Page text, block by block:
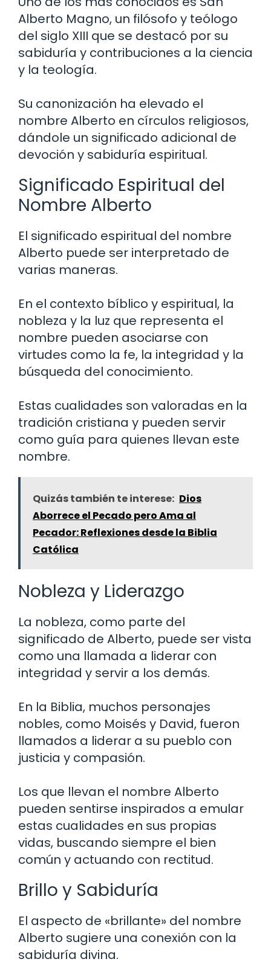
Alberto Magno, un filósofo y teólogo
del siglo XIII que se destacó por su
sabiduría y contribuciones a la ciencia
y la teología.
Su canonización ha elevado el
nombre Alberto en círculos religiosos,
dándole un significado adicional de
devoción y sabiduría espiritual.
Significado Espiritual del
Nombre Alberto
El significado espiritual del nombre
Alberto puede ser interpretado de
varias maneras.
En el contexto bíblico y espiritual, la
nobleza y la luz que representa el
nombre pueden asociarse con
virtudes como la fe, la integridad y la
búsqueda del conocimiento.
Estas cualidades son valoradas en la
tradición cristiana y pueden servir
como guía para quienes llevan este
nombre.
Quizás también te interese: Dios
Aborrece el Pecado pero Ama al
Pecador: Reflexiones desde la Biblia
Católica
Nobleza y Liderazgo
La nobleza, como parte del
significado de Alberto, puede ser vista
como una llamada a liderar con
integridad y servir a los demás.
En la Biblia, muchos personajes
nobles, como Moisés y David, fueron
llamados a liderar a su pueblo con
justicia y compasión.
Los que llevan el nombre Alberto
pueden sentirse inspirados a emular
estas cualidades en sus propias
vidas, buscando siempre el bien
común y actuando con rectitud.
Brillo y Sabiduría
El aspecto de «brillante» del nombre
Alberto sugiere una conexión con la
sabiduría divina.